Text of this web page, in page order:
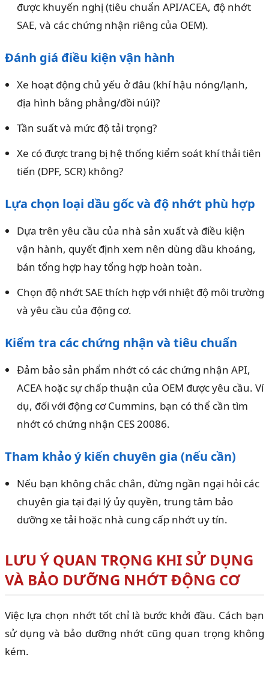
được khuyến nghị (tiêu chuẩn API/ACEA, độ nhớt
SAE, và các chứng nhận riêng của OEM).
Đánh giá điều kiện vận hành
Xe hoạt động chủ yếu ở đâu (khí hậu nóng/lạnh,
địa hình bằng phẳng/đồi núi)?
Tần suất và mức độ tải trọng?
Xe có được trang bị hệ thống kiểm soát khí thải tiên
tiến (DPF, SCR) không?
Lựa chọn loại dầu gốc và độ nhớt phù hợp
Dựa trên yêu cầu của nhà sản xuất và điều kiện
vận hành, quyết định xem nên dùng dầu khoáng,
bán tổng hợp hay tổng hợp hoàn toàn.
Chọn độ nhớt SAE thích hợp với nhiệt độ môi trường
và yêu cầu của động cơ.
Kiểm tra các chứng nhận và tiêu chuẩn
Đảm bảo sản phẩm nhớt có các chứng nhận API,
ACEA hoặc sự chấp thuận của OEM được yêu cầu. Ví
dụ, đối với động cơ Cummins, bạn có thể cần tìm
nhớt có chứng nhận CES 20086.
Tham khảo ý kiến chuyên gia (nếu cần)
Nếu bạn không chắc chắn, đừng ngần ngại hỏi các
chuyên gia tại đại lý ủy quyền, trung tâm bảo
dưỡng xe tải hoặc nhà cung cấp nhớt uy tín.
LƯU Ý QUAN TRỌNG KHI SỬ DỤNG
VÀ BẢO DƯỠNG NHỚT ĐỘNG CƠ
Việc lựa chọn nhớt tốt chỉ là bước khởi đầu. Cách bạn
sử dụng và bảo dưỡng nhớt cũng quan trọng không
kém.